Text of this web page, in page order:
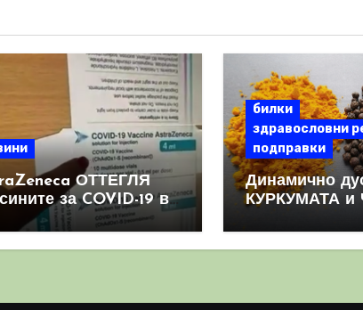
ОТТЕГЛЯ
за COVID-19 в
мащаб, след
призна, че те
билки
здравословни
подправки
Динамично
КУРКУМАТА и
комбинация